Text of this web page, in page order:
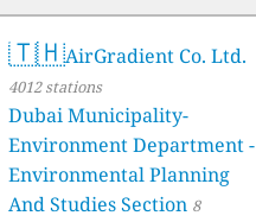
🇹🇭AirGradient Co. Ltd.
4012 stations
Dubai Municipality-
Environment Department -
Environmental Planning
And Studies Section 8